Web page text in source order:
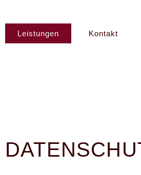
Leistungen Kontakt